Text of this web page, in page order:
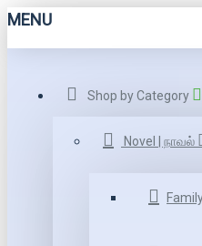
MENU
Shop by Category
Novel | நாவல்